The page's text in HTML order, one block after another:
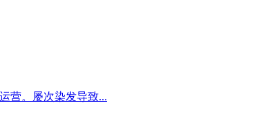
营。屡次染发导致...